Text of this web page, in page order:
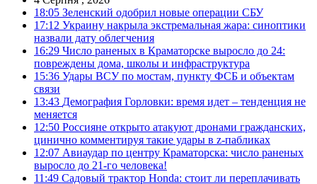
18:05 Зеленский одобрил новые операции СБУ
17:12 Украину накрыла экстремальная жара: синоптики
назвали дату облегчения
16:29 Число раненых в Краматорске выросло до 24:
повреждены дома, школы и инфраструктура
15:36 Удары ВСУ по мостам, пункту ФСБ и объектам
связи
13:43 Демография Горловки: время идет – тенденция не
меняется
12:50 Россияне открыто атакуют дронами гражданских,
цинично комментируя такие удары в z-пабликах
12:07 Авиаудар по центру Краматорска: число раненых
выросло до 21-го человека!
11:49 Садовый трактор Honda: стоит ли переплачивать